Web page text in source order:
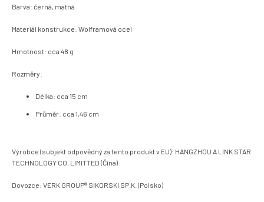
Barva: černá, matná
Materiál konstrukce: Wolframová ocel
Hmotnost: cca 48 g
Rozměry:
Délka: cca 15 cm
Průměr: cca 1,46 cm
Výrobce (subjekt odpovědný za tento produkt v EU): HANGZHOU A LINK STAR
TECHNOLOGY CO. LIMITTED (Čína)
Dovozce: VERK GROUP® SIKORSKI SP.K. (Polsko)